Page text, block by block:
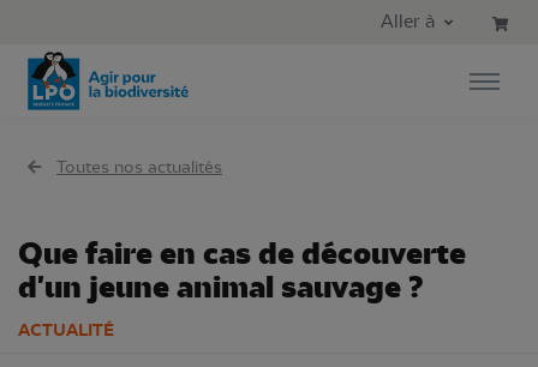
Aller au menu principal
Aller à
Toutes nos actualités
Que faire en cas de découverte
d'un jeune animal sauvage ?
ACTUALITÉ